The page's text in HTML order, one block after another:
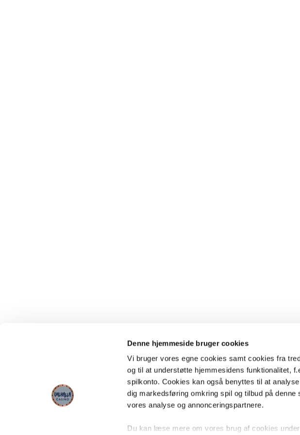
Denne hjemmeside bruger cookies
Vi bruger vores egne cookies samt cookies fra
og til at understøtte hjemmesidens funktionalitet,
spilkonto. Cookies kan også benyttes til at
dig markedsføring omkring spil og tilbud på
vores analyse og annonceringspartnere.
Du kan læse mere om vores brug af cookies